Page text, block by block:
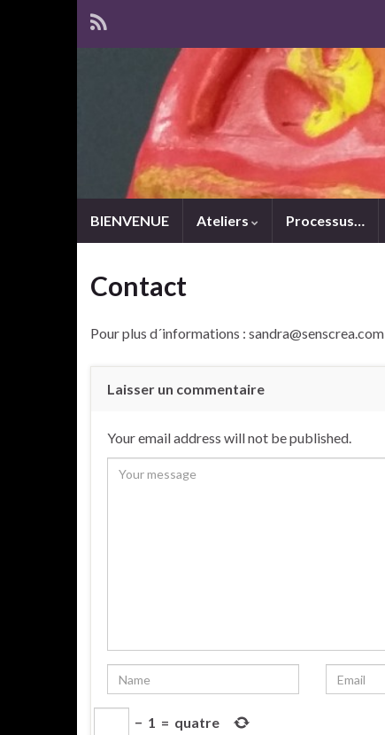
BIENVENUE Ateliers Processus…
Contact
Pour plus d´informations : sandra@senscrea.com
Laisser un commentaire
Your email address will not be published.
− 1 = quatre